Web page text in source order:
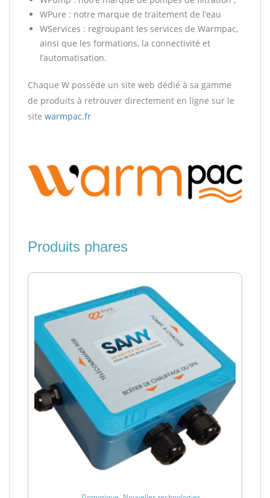
WPure : notre marque de traitement de l’eau
WServices : regroupant les services de Warmpac,
ainsi que les formations, la connectivité et
l’automatisation.
Chaque W possède un site web dédié à sa gamme
de produits à retrouver directement en ligne sur le
site warmpac.fr
Produits phares